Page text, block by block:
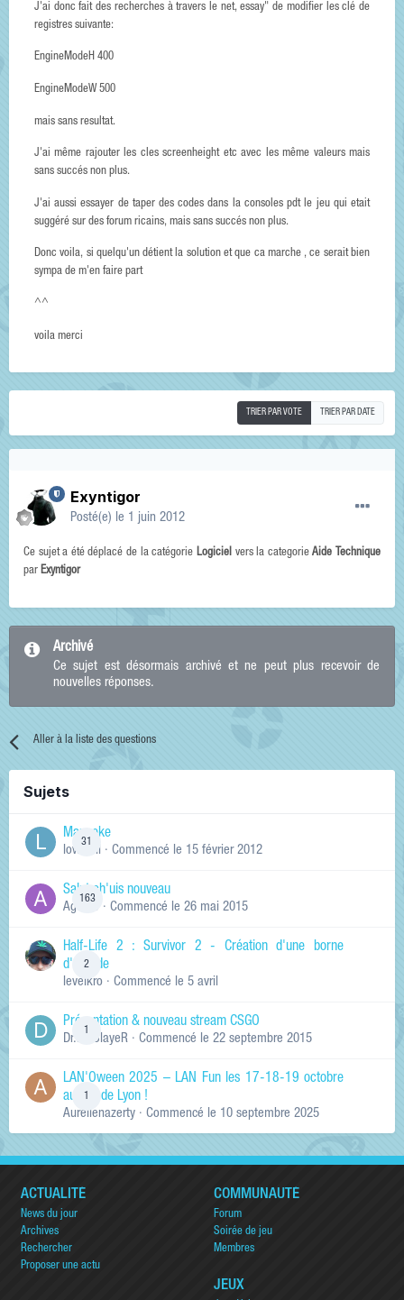
J'ai donc fait des recherches à travers le net, essay" de modifier les clé de
registres suivante:
EngineModeH 400
EngineModeW 500
mais sans resultat.
J'ai même rajouter les cles screenheight etc avec les même valeurs mais
sans succés non plus.
J'ai aussi essayer de taper des codes dans la consoles pdt le jeu qui etait
suggéré sur des forum ricains, mais sans succés non plus.
Donc voila, si quelqu'un détient la solution et que ca marche , ce serait bien
sympa de m'en faire part
^^
voila merci
TRIER PAR VOTE TRIER PAR DATE
Exyntigor
Posté(e) le 1 juin 2012
Ce sujet a été déplacé de la catégorie Logicielvers la categorieAide Technique
par Exyntigor
Archivé
Ce sujet est désormais archivé et ne peut plus recevoir de
nouvelles réponses.
Aller à la liste des questions
Sujets
31
Manneke
lowskill · Commencé le 15 février 2012
163
Salut ch'uis nouveau
Ag0Nie · Commencé le 26 mai 2015
2
Half-Life 2 : Survivor 2 - Création d'une borne
d'arcade
levelkro · Commencé le 5 avril
Présentation & nouveau stream CSGO
Dr.KinSlayeR · Commencé le 22 septembre 2015
LAN'Oween 2025 – LAN Fun les 17-18-19 octobre
au sud de Lyon !
Aurelienazerty · Commencé le 10 septembre 2025
ACTUALITÉ
News du jour
Archives
Rechercher
Proposer une actu
COMMUNAUTÉ
Forum
Soirée de jeu
Membres
JEUX